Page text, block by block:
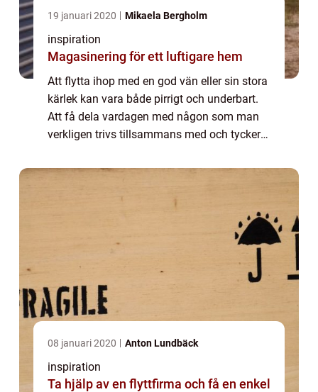
19 januari 2020 Mikaela Bergholm
inspiration
Magasinering för ett luftigare hem
Att flytta ihop med en god vän eller sin stora
kärlek kan vara både pirrigt och underbart.
Att få dela vardagen med någon som man
verkligen trivs tillsammans med och tycker
Ibland är det ett självklart besl...
08 januari 2020 Anton Lundbäck
inspiration
Ta hjälp av en flyttfirma och få en enkel